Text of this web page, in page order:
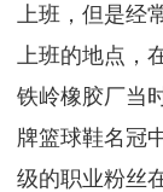
上班，但是经
上班的地点，
铁岭橡胶厂当
牌篮球鞋名冠
级的职业粉丝